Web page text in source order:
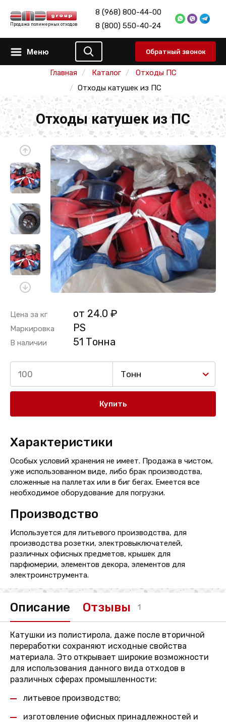
Продажа полимерных отходов
8 (968) 800-44-00
8 (800) 550-40-24
Меню Обратный звонок
Главная Каталог
Отходы ПС
Отходы катушек из ПС
Отходы катушек из ПС
Цена за кг от 24.0 ₽
Маркировка РS
В наличии 51 Тонна
Тонн
Купить
Характеристики
Особых условий хранения не имеет. Продажа в чистом,
уже использованном виде, либо брак производства,
сложенные на паллетах или в биг бегах. Емеется все
необходимое оборудование для погрузки.
Производство
Используется для литьевого производства, для
производства розетки, электровыключателей,
различных офисных предметов, крышек для
парфюмерии, элементов декора, элементов для
электроинструмента.
Описание Отзывы 1
Катушки из полистирола, даже после вторичной
переработки сохраняют исходные свойства
материала. Это открывает широкие возможности
для использования данного вида отходов в
различных сферах промышленности:
литьевое производство;
изготовление офисных принадлежностей и